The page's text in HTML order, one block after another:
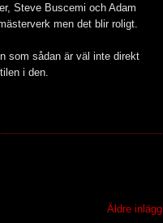
Steve Buscemi och Adam
men det blir roligt.
som sådan är väl inte direkt
i den.
Äldre inlägg